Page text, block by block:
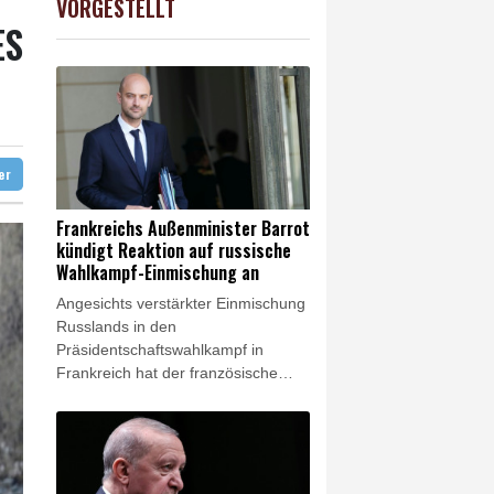
eingetroffen
bei Exporten
0.12%
VORGESTELLT
Frankreichs Außenminister Barrot
kündigt Reaktion auf russische
Wahlkampf-Einmischung an
Angesichts verstärkter Einmischung
Russlands in den
Präsidentschaftswahlkampf in
Frankreich hat der französische
scharfe Gegenmaßnahmen
angekündigt. Die Regierung in Paris
werde acht Monate vor der Wahl
"keinen Versuch ausländischer